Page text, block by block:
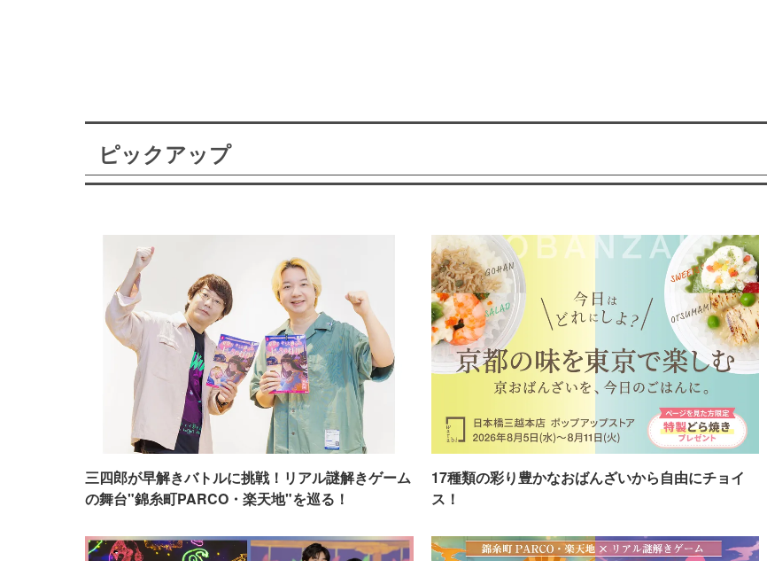
ピックアップ
三四郎が早解きバトルに挑戦！リアル謎解きゲーム
の舞台"錦糸町PARCO・楽天地"を巡る！
17種類の彩り豊かなおばんざいから自由にチョイ
ス！